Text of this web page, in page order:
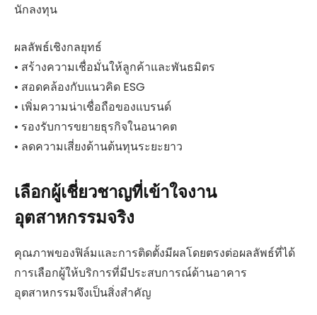
นักลงทุน
ผลลัพธ์เชิงกลยุทธ์
• สร้างความเชื่อมั่นให้ลูกค้าและพันธมิตร
• สอดคล้องกับแนวคิด ESG
• เพิ่มความน่าเชื่อถือของแบรนด์
• รองรับการขยายธุรกิจในอนาคต
• ลดความเสี่ยงด้านต้นทุนระยะยาว
เลือกผู้เชี่ยวชาญที่เข้าใจงาน
อุตสาหกรรมจริง
คุณภาพของฟิล์มและการติดตั้งมีผลโดยตรงต่อผลลัพธ์ที่ได้
การเลือกผู้ให้บริการที่มีประสบการณ์ด้านอาคาร
อุตสาหกรรมจึงเป็นสิ่งสำคัญ